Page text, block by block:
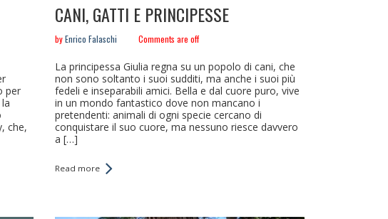
per
che,
CANI, GATTI E PRINCIPESSE
byEnrico Falaschi Comments are off
La principessa Giulia regna su un popolo di cani, che
non sono soltanto i suoi sudditi, ma anche i suoi più
fedeli e inseparabili amici. Bella e dal cuore puro, vive
in un mondo fantastico dove non mancano i
pretendenti: animali di ogni specie cercano di
conquistare il suo cuore, ma nessuno riesce davvero
a […]
Read more